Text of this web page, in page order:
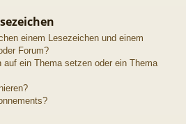
einem Lesezeichen und einem
Forum?
ein Thema setzen oder ein Thema